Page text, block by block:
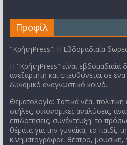
Προφίλ
"ΚρήτηPress": Η Εβδομαδιαία
Η "ΚρήτηPress" είναι εβδομαδιαία
ανεξάρτητη και απευθύνεται σε ένα
δυναμικό αναγνωστικό κοινό.
Θεματολογία: Τοπικά νέα,
στήλες, οικονομικές αναλύσεις,
επιδοτήσεις, συνέντευξη: το
θέματα για την γυναίκα, το παιδί,
κινηματογράφος, θέατρο, μουσική,